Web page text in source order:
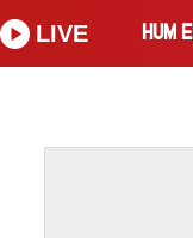
HUM
LIVE